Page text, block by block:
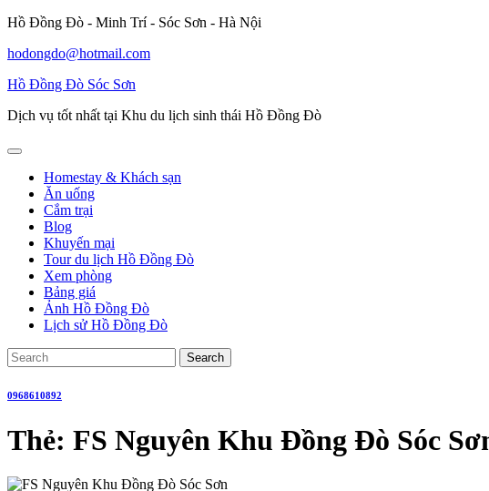
Skip
content
Hồ Đồng Đò - Minh Trí - Sóc Sơn - Hà Nội
hodongdo@hotmail.com
Hồ Đồng Đò Sóc Sơn
Dịch vụ tốt nhất tại Khu du lịch sinh thái Hồ Đồng Đò
Open
ButtonHomestay & Khách sạn
Ăn uống
Cắm trại
Blog
Khuyến mại
Tour du lịch Hồ Đồng Đò
Xem phòng
Bảng giá
Ảnh Hồ Đồng Đò
Lịch sử Hồ Đồng Đò
Close
Button
Search
for:
0968610892
Thẻ: FS Nguyên Khu Đồng Đò Sóc